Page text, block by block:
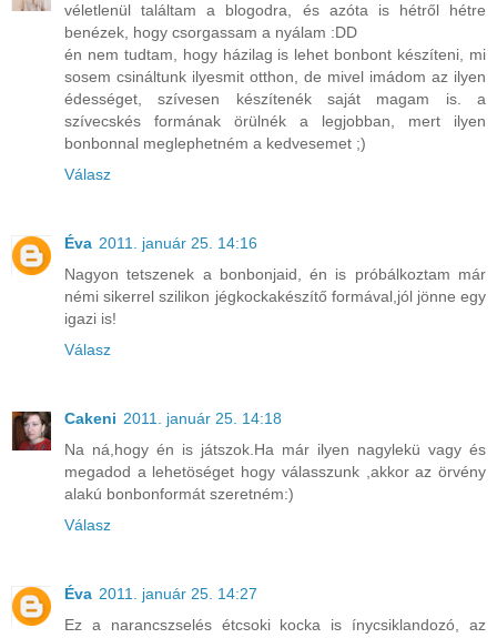
véletlenül találtam a blogodra, és azóta is hétről hétre
benézek, hogy csorgassam a nyálam :DD
én nem tudtam, hogy házilag is lehet bonbont készíteni, mi
sosem csináltunk ilyesmit otthon, de mivel imádom az ilyen
édességet, szívesen készítenék saját magam is. a
szívecskés formának örülnék a legjobban, mert ilyen
bonbonnal meglephetném a kedvesemet ;)
Válasz
Éva 2011. január 25. 14:16
Nagyon tetszenek a bonbonjaid, én is próbálkoztam már
némi sikerrel szilikon jégkockakészítő formával,jól jönne egy
igazi is!
Válasz
Cakeni 2011. január 25. 14:18
Na ná,hogy én is játszok.Ha már ilyen nagylekü vagy és
megadod a lehetöséget hogy válasszunk ,akkor az örvény
alakú bonbonformát szeretném:)
Válasz
Éva 2011. január 25. 14:27
Ez a narancszselés étcsoki kocka is ínycsiklandozó, az